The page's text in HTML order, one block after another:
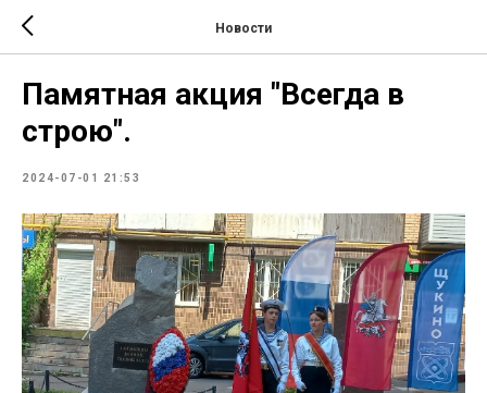
Новости
Памятная акция "Всегда в
строю".
2024-07-01 21:53